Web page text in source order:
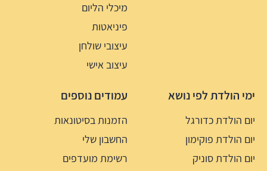
מיכלי הליום
פיניאטות
עיצובי שולחן
עיצוב אישי
ימי הולדת לפי נושא
יום הולדת כדורגל
יום הולדת פוקימון
יום הולדת סוניק
עמודים נוספים
הזמנות בסיטונאות
החשבון שלי
רשימת מועדפים